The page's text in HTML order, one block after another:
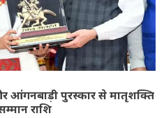
आंगनबाड़ी पुरस्कार से मातृशक्ति
राशि